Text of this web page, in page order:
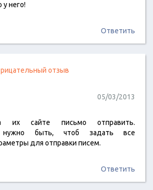
у него!
Ответить
отзыв
05/03/2013
их сайте письмо отправить.
нужно быть, чтоб задать все
для отправки писем.
Ответить